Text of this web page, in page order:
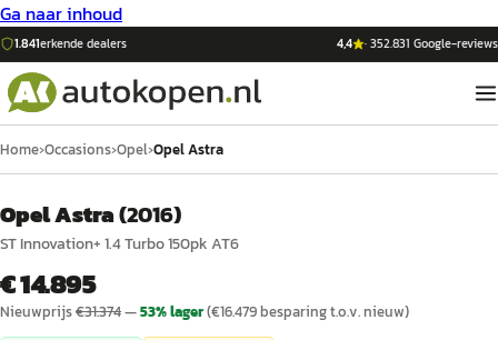
Ga naar inhoud
1.841erkende dealers 4,4 ·352.831 Google-reviews
Home›Occasions›Opel›Opel Astra
Opel Astra(2016)
ST Innovation+ 1.4 Turbo 150pk AT6
€ 14.895
Nieuwprijs€31.374—53% lager(€16.479besparing t.o.v. nieuw)